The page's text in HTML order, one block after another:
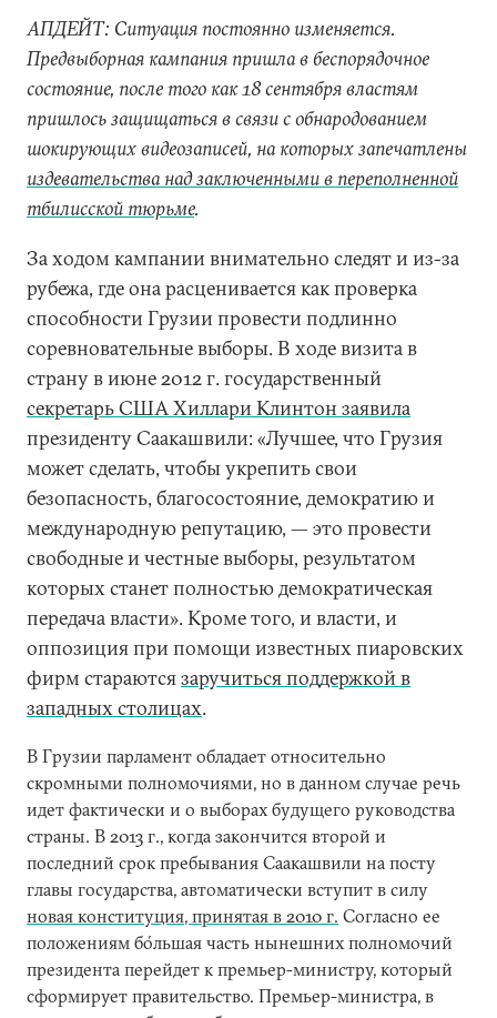
АПДЕЙТ: Ситуация постоянно изменяется.
Предвыборная кампания пришла в беспорядочное
состояние, после того как 18 сентября властям
пришлось защищаться в связи с обнародованием
шокирующих видеозаписей, на которых запечатлены
издевательства над заключенными в переполненной
тбилисской тюрьме.
За ходом кампании внимательно следят и из-за
рубежа, где она расценивается как проверка
способности Грузии провести подлинно
соревновательные выборы. В ходе визита в
страну в июне 2012 г. государственный
секретарь США Хиллари Клинтон заявила
президенту Саакашвили: «Лучшее, что Грузия
может сделать, чтобы укрепить свои
безопасность, благосостояние, демократию и
международную репутацию, — это провести
свободные и честные выборы, результатом
которых станет полностью демократическая
передача власти». Кроме того, и власти, и
оппозиция при помощи известных пиаровских
фирм стараютсязаручиться поддержкой в
западных столицах.
В Грузии парламент обладает относительно
скромными полномочиями, но в данном случае речь
идет фактически и о выборах будущего руководства
страны. В 2013 г., когда закончится второй и
последний срок пребывания Саакашвили на посту
главы государства, автоматически вступит в силу
новая конституция, принятая в 2010 г. Согласно ее
положениям бо́льшая часть нынешних полномочий
президента перейдет к премьер-министру, который
сформирует правительство. Премьер-министра, в